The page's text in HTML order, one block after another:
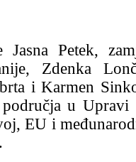
Petek,
Zdenka
i Karmen
u Upravi
EU i